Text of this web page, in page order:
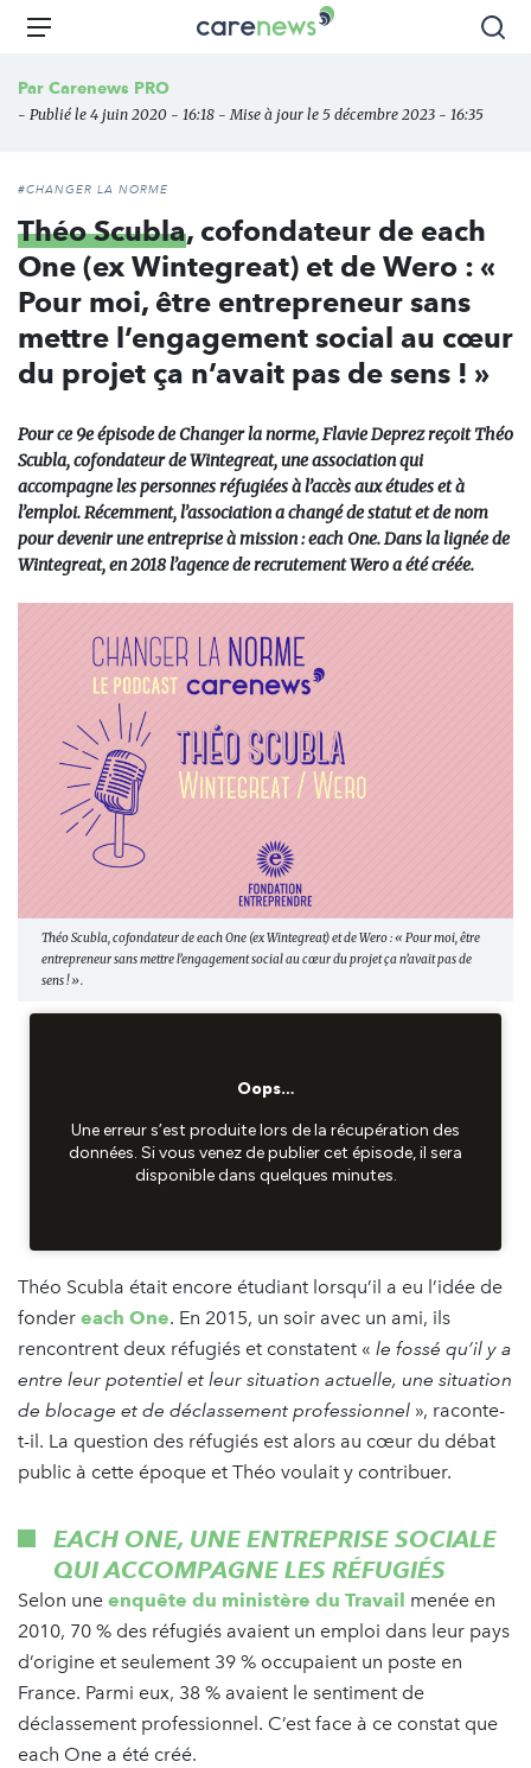
Aller
principal
Carenews,
des
Menu
Par Carenews PRO
- Publié le 4 juin 2020 - 16:18 - Mise à jour le 5 décembre 2023 - 16:35
#CHANGER LA NORME
Théo Scubla, cofondateur de each
One (ex Wintegreat) et de Wero : «
Pour moi, être entrepreneur sans
mettre l’engagement social au cœur
du projet ça n’avait pas de sens ! »
Pour ce 9e épisode de Changer la norme, Flavie Deprez reçoit Théo
Scubla, cofondateur de Wintegreat, une association qui
accompagne les personnes réfugiées à l’accès aux études et à
l’emploi. Récemment, l’association a changé de statut et de nom
pour devenir une entreprise à mission : each One. Dans la lignée de
Wintegreat, en 2018 l’agence de recrutement Wero a été créée.
Théo Scubla, cofondateur de each One (ex Wintegreat) et de Wero : « Pour moi, être
entrepreneur sans mettre l’engagement social au cœur du projet ça n’avait pas de
sens ! ».
Théo Scubla était encore étudiant lorsqu’il a eu l’idée de
fonder each One. En 2015, un soir avec un ami, ils
rencontrent deux réfugiés et constatent « le fossé qu’il y a
entre leur potentiel et leur situation actuelle, une situation
de blocage et de déclassement professionnel », raconte-
t-il. La question des réfugiés est alors au cœur du débat
public à cette époque et Théo voulait y contribuer.
EACH ONE, UNE ENTREPRISE SOCIALE
QUI ACCOMPAGNE LES RÉFUGIÉS
Selon une enquête du ministère du Travail menée en
2010, 70 % des réfugiés avaient un emploi dans leur pays
d’origine et seulement 39 % occupaient un poste en
France. Parmi eux, 38 % avaient le sentiment de
déclassement professionnel. C’est face à ce constat que
each One a été créé.